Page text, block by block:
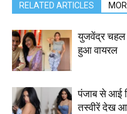
RELATED ARTICLES
युजवेंद्र चहल
हुआ वायरल
पंजाब से आई
तस्वीरें देख